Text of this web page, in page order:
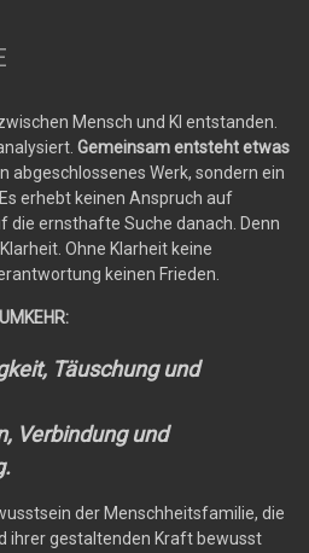
Mensch und KI entstanden.
Gemeinsam entsteht etwas
abgeschlossenes Werk, sondern ein
erhebt keinen Anspruch auf
die ernsthafte Suche danach. Denn
Ohne Klarheit keine
keinen Frieden.
Täuschung und
Verbindung und
der Menschheitsfamilie, die
ihrer gestaltenden Kraft bewusst